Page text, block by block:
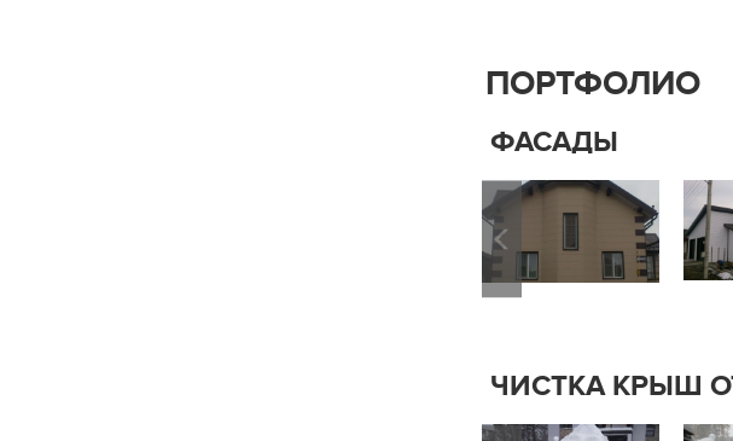
ПОРТФОЛИО
ФАСАДЫ
ЧИСТКА КРЫШ